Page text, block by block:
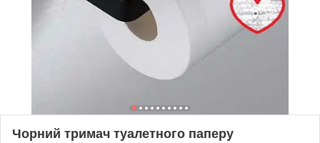
Чорний тримач туалетного паперу